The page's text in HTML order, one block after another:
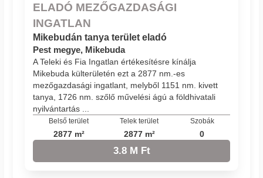
ELADÓ MEZŐGAZDASÁGI
INGATLAN
Mikebudán tanya terület eladó
Pest megye, Mikebuda
A Teleki és Fia Ingatlan értékesítésre kínálja
Mikebuda külterületén ezt a 2877 nm.-es
mezőgazdasági ingatlant, melyből 1151 nm. kivett
tanya, 1726 nm. szőlő művelési ágú a földhivatali
nyilvántartás ...
Belső terület
2877 m²
Telek terület
2877 m²
Szobák
0
3.8 M Ft